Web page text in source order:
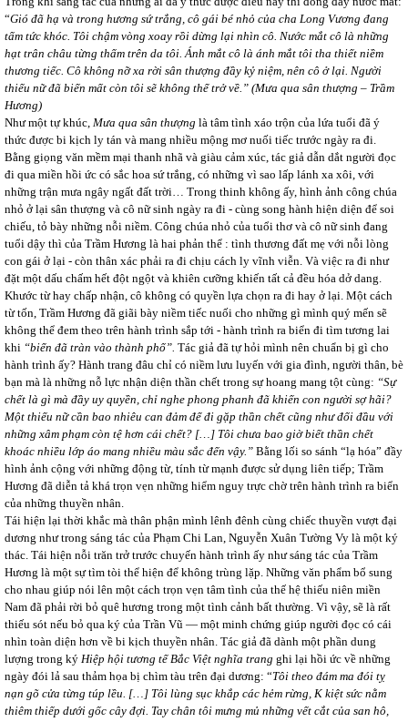
“Gió đã hạ và trong hương sứ trắng, cô gái bé nhỏ của cha Long Vương đang
tấm tức khóc. Tôi chậm vòng xoay rồi dừng lại nhìn cô. Nước mắt cô là những
hạt trân châu từng thấm trên da tôi. Ánh mắt cô là ánh mắt tôi tha thiết niềm
thương tiếc. Cô không nỡ xa rời sân thượng đầy kỷ niệm, nên cô ở lại. Người
thiếu nữ đã biến mất còn tôi sẽ không thể trở về.” (Mưa qua sân thượng – Trầm
Hương)
Như một tự khúc, Mưa qua sân thượng là tâm tình xáo trộn của lứa tuổi đã ý
thức được bi kịch ly tán và mang nhiều mộng mơ nuối tiếc trước ngày ra đi.
Bằng giọng văn mềm mại thanh nhã và giàu cảm xúc, tác giả dẫn dắt người đọc
đi qua miền hồi ức có sắc hoa sứ trắng, có những vì sao lấp lánh xa xôi, với
những trận mưa ngây ngất đất trời… Trong thinh không ấy, hình ảnh công chúa
nhỏ ở lại sân thượng và cô nữ sinh ngày ra đi - cùng song hành hiện diện để soi
chiếu, tỏ bày những nỗi niềm. Công chúa nhỏ của tuổi thơ và cô nữ sinh đang
tuổi dậy thì của Trầm Hương là hai phản thể : tình thương đất mẹ với nỗi lòng
con gái ở lại - còn thân xác phải ra đi chịu cách ly vĩnh viễn. Và việc ra đi như
đặt một dấu chấm hết đột ngột và khiên cưỡng khiến tất cả đều hóa dở dang.
Khước từ hay chấp nhận, cô không có quyền lựa chọn ra đi hay ở lại. Một cách
từ tốn, Trầm Hương đã giãi bày niềm tiếc nuối cho những gì mình quý mến sẽ
không thể đem theo trên hành trình sắp tới - hành trình ra biển đi tìm tương lai
khi “biển đã tràn vào thành phố”. Tác giả đã tự hỏi mình nên chuẩn bị gì cho
hành trình ấy? Hành trang đâu chỉ có niềm lưu luyến với gia đình, người thân, bè
bạn mà là những nỗ lực nhận diện thần chết trong sự hoang mang tột cùng: “Sự
chết là gì mà đầy uy quyền, chỉ nghe phong phanh đã khiến con người sợ hãi?
Một thiếu nữ cần bao nhiêu can đảm để đi gặp thần chết cũng như đối đầu với
những xâm phạm còn tệ hơn cái chết? […] Tôi chưa bao giờ biết thần chết
khoác nhiều lớp áo mang nhiều màu sắc đến vậy.” Bằng lối so sánh “lạ hóa” đầy
hình ảnh cộng với những động từ, tính từ mạnh được sử dụng liên tiếp; Trầm
Hương đã diễn tả khá trọn vẹn những hiểm nguy trực chờ trên hành trình ra biển
của những thuyền nhân.
Tái hiện lại thời khắc mà thân phận mình lênh đênh cùng chiếc thuyền vượt đại
dương như trong sáng tác của Phạm Chi Lan, Nguyễn Xuân Tường Vy là một ký
thác. Tái hiện nỗi trăn trở trước chuyến hành trình ấy như sáng tác của Trầm
Hương là một sự tìm tòi thể hiện để không trùng lặp. Những văn phẩm bổ sung
cho nhau giúp nói lên một cách trọn vẹn tâm tình của thế hệ thiếu niên miền
Nam đã phải rời bỏ quê hương trong một tình cảnh bất thường. Vì vậy, sẽ là rất
thiếu sót nếu bỏ qua ký của Trần Vũ ― một minh chứng giúp người đọc có cái
nhìn toàn diện hơn về bi kịch thuyền nhân. Tác giả đã dành một phần dung
lượng trong ký Hiệp hội tương tế Bắc Việt nghĩa trang ghi lại hồi ức về những
ngày đói lả sau thảm họa bị chìm tàu trên đại dương: “Tôi theo đám ma đói tỵ
nạn gõ cửa từng túp lều. […] Tôi lùng sục khắp các hẻm rừng, K kiệt sức nằm
thiêm thiếp dưới gốc cây đợi. Tay chân tôi mưng mủ những vết cắt của san hô,